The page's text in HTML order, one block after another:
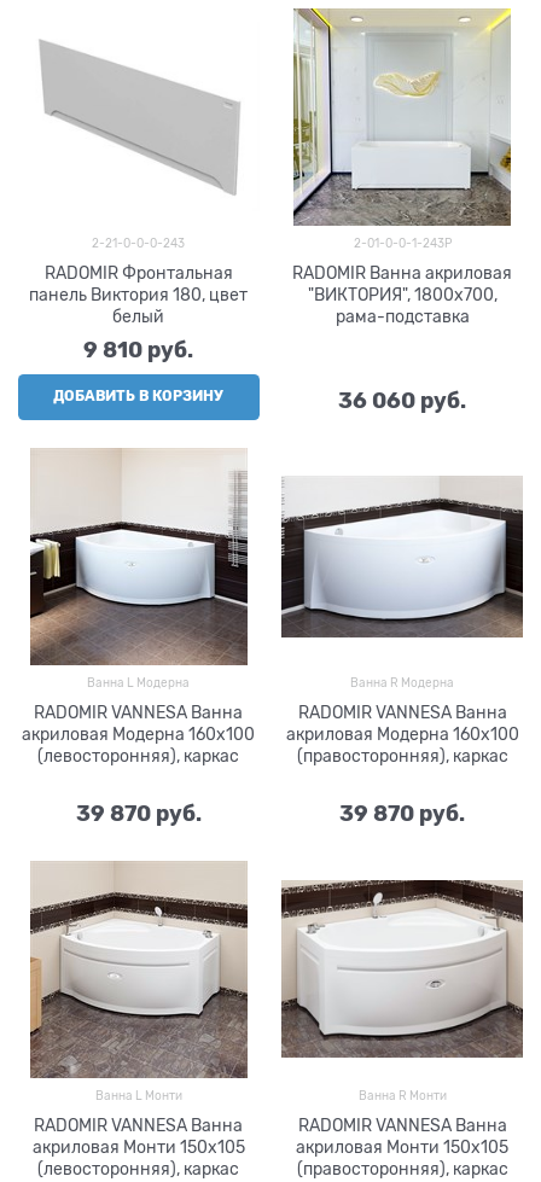
2-21-0-0-0-243
RADOMIR Фронтальная
панель Виктория 180, цвет
белый
9 810 руб.
ДОБАВИТЬ В КОРЗИНУ
2-01-0-0-1-243Р
RADOMIR Ванна акриловая
"ВИКТОРИЯ", 1800х700,
рама-подставка
36 060 руб.
Ванна L Модерна
RADOMIR VANNESA Ванна
акриловая Модерна 160х100
(левосторонняя), каркас
39 870 руб.
Ванна R Модерна
RADOMIR VANNESA Ванна
акриловая Модерна 160х100
(правосторонняя), каркас
39 870 руб.
Ванна L Монти
RADOMIR VANNESA Ванна
акриловая Монти 150х105
(левосторонняя), каркас
Ванна R Монти
RADOMIR VANNESA Ванна
акриловая Монти 150х105
(правосторонняя), каркас